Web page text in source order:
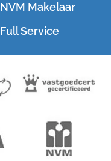
NVM Makelaar
Full Service